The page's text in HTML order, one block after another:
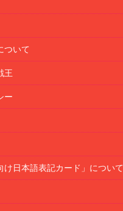
ついて
王
ー
け日本語表記カード」について